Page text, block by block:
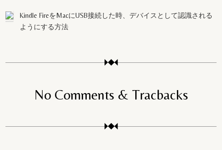
Kindle FireをMacにUSB接続した時、デバイスとして認識される
ようにする方法
No Comments & Tracbacks